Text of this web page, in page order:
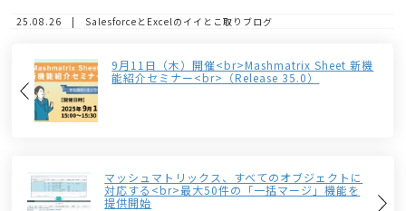
25.08.26 | SalesforceとExcelのイイとこ取りブログ
9月11日（木）開催<br>Mashmatrix Sheet 新機
能紹介セミナー<br>（Release 35.0）
マッシュマトリックス、すべてのオブジェクトに
対応する<br>最大50件の「一括マージ」機能を
提供開始